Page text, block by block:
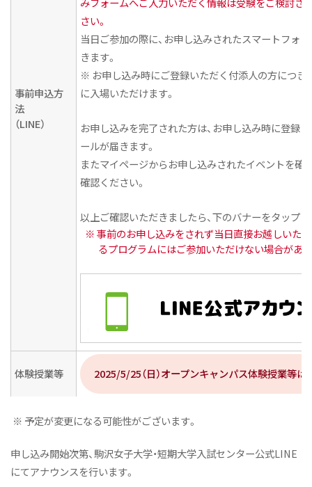
事前申込方
法
（LINE）
さい。
当日ご参加の際に、お申し込みされたスマートフォ
きます。
※ お申し込み時にご登録いただく付添人の方につき
に入場いただけます。
お申し込みを完了された方は、お申し込み時に登録
ールが届きます。
またマイページからお申し込みされたイベントを確
確認ください。
以上ご確認いただきましたら、下のバナーをタップ
※ 事前のお申し込みをされず当日直接お越しいた
るプログラムにはご参加いただけない場合があ
体験授業等 2025/5/25（日）オープンキャンパス体験授業等は
※ 予定が変更になる可能性がございます。
申し込み開始次第、駒沢女子大学・短期大学入試センター公式LINE
にてアナウンスを行います。